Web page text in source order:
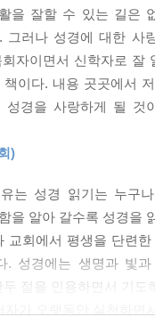
주신 말씀을 기도로
상해야 한다. 성경 묵
교의 초월명상
하나다’라는 인식만
리 피조물과 구분되는
써 말씀에 근거한 믿음
리스도 안에서 성령의
하려는 성도.
하는, 초신자를 포함한
경통독을 권면하고자 하
및 회원.
을 잘할 수 있는 길은
그러나 성경에 대한 사
회자이면서 신학자로
이다. 내용 곳곳에서
성경을 사랑하게 될
)
는 성경 읽기는 누구
을 알아 갈수록 성경을
교회에서 평생을 단련
. 성경에는 생명과 빛
두 절을 인용하면서 기